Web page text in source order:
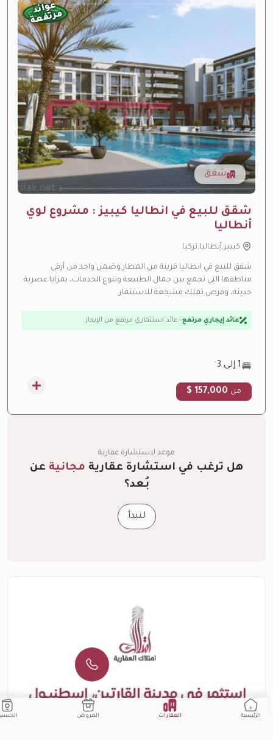
الرئيسية العقارات العروض الجنسية
عوائد
مرتفعة
شقق
شقق للبيع في انطاليا كيبيز : مشروع لوي
أنطاليا
كيبيز,أنطاليا,تركيا
شقق للبيع في انطاليا قريبة من المطار وضمن واحد من أرقى
مناطقها التي تجمع بين جمال الطبيعة وتنوع الخدمات، بمزايا عصرية
حديثة، وفرص تملك مشجعة للاستثمار
ارتفاع متوقع بالقيمة— منطقة نمو سريع
تحت الإنشاء —تحت الإنشاء حالياً
1 إلى 3
من 157,000 $
موعد لاستشارة عقارية
هل ترغب في استشارة عقاريةمجانيةعن
بُعد؟
لنبدأ